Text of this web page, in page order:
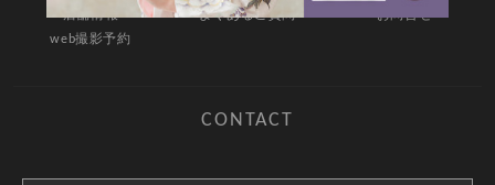
店舗情報
よくあるご質問
お問合せ
web撮影予約
CONTACT